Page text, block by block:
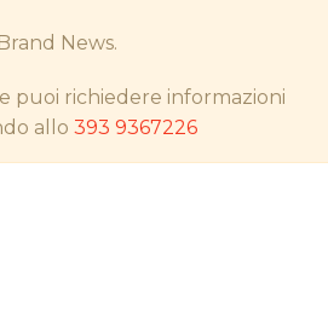
News.
puoi richiedere informazioni
allo393 9367226